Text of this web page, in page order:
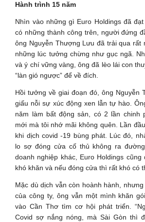
Hành trình 15 năm
Nhìn vào những gì Euro Holdings đã
có những thành công trên, người đứng
ông Nguyễn Thượng Lưu đã trải qua rất
những lúc tưởng chừng như gục ngã.
và ý chí vững vàng, ông đã lèo lái con
“làn gió ngược” để về đích.
Hồi tưởng về giai đoạn đó, ông Nguyễn
giấu nỗi sự xúc động xen lẫn tự hào.
năm làm bất động sản, có 2 lần chinh
mới mà tôi nhớ mãi không quên. Lần
khi dịch covid -19 bùng phát. Lúc đó,
lo sợ đóng cửa cố thủ không ra
doanh nghiệp khác, Euro Holdings
khó khăn và nếu đóng cửa thì rất khó có
Mặc dù dịch vẫn còn hoành hành,
của công ty, ông vẫn một mình khăn
vào Cần Thơ tìm cơ hội phát triển.
Covid sợ nắng nóng, mà Sài Gòn thì